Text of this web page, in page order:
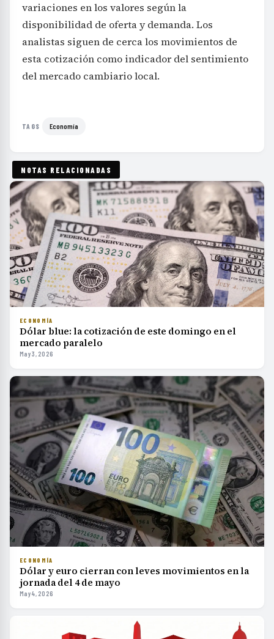
variaciones en los valores según la
disponibilidad de oferta y demanda. Los
analistas siguen de cerca los movimientos de
esta cotización como indicador del sentimiento
del mercado cambiario local.
TAGS Economía
NOTAS RELACIONADAS
ECONOMÍA
Dólar blue: la cotización de este domingo en el
mercado paralelo
May 3, 2026
ECONOMÍA
Dólar y euro cierran con leves movimientos en la
jornada del 4 de mayo
May 4, 2026